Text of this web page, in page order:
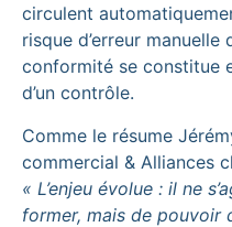
circulent
risque d’erreur
conformité se constitue
d’un contrôle.
Comme le résume
commercial & Alliances
« L’enjeu évolue : il ne
former, mais de pouvoir